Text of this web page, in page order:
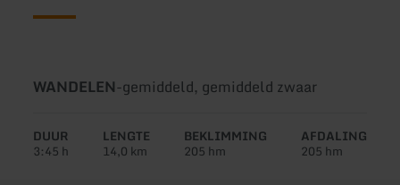
Soort
WANDELEN-Moeilijkheidsgraad:
gemiddeld, gemiddeld zwaar
DUUR
3:45 h
LENGTE
14,0 km
BEKLIMMING
205 hm
AFDALING
205 hm